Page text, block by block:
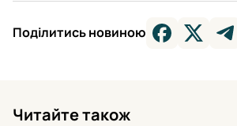
Поділитись новиною
Читайте також